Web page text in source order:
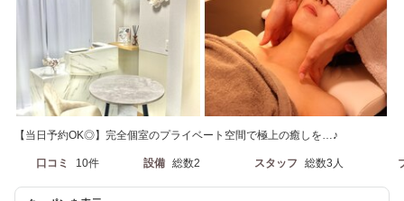
【当日予約OK◎】完全個室のプライベート空間で極上の癒しを…♪
口コミ 10件 設備 総数2 スタッフ 総数3人